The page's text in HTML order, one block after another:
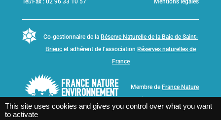
Tél/Fax : 02 96 33 10 57
Mentions légales
Co-gestionnaire de la Réserve Naturelle de la Baie de Saint-
Brieuc et adhérent de l’association Réserves naturelles de
France
Membre de France Nature
This site uses cookies and gives you control over what you want
to activate